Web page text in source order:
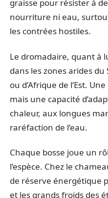
graisse pour résister à
nourriture ni eau,
les contrées hostiles.
Le dromadaire, quant à
dans les zones arides
ou d’Afrique de l’Est.
mais une capacité
chaleur, aux longues
raréfaction de l’eau.
Chaque bosse joue un
l’espèce. Chez le
de réserve énergétique
et les grands froids des